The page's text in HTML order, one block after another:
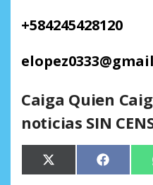
+584245428120
Caiga Quien
noticias SIN
Compartir
en
X
(Twitter)
Compartir
en
Facebook